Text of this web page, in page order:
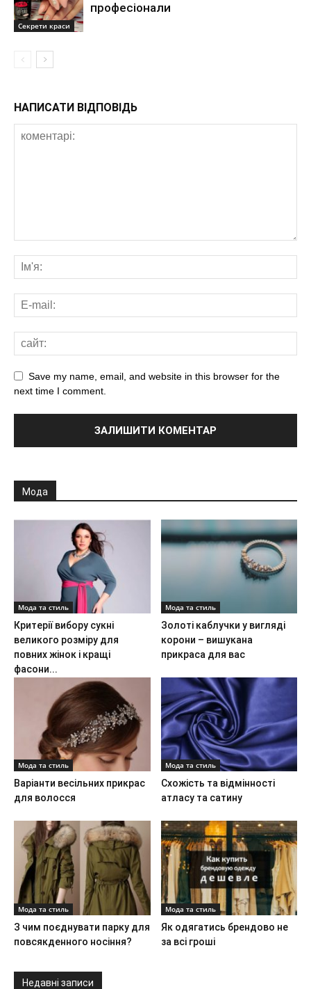
Секрети краси
професіонали
НАПИСАТИ ВІДПОВІДЬ
Save my name, email, and website in this browser for the
next time I comment.
Мода
Мода та стиль
Критерії вибору сукні
великого розміру для
повних жінок і кращі
фасони...
Мода та стиль
Золоті каблучки у вигляді
корони – вишукана
прикраса для вас
Мода та стиль
Варіанти весільних прикрас
для волосся
Мода та стиль
Схожість та відмінності
атласу та сатину
Мода та стиль
З чим поєднувати парку для
повсякденного носіння?
Мода та стиль
Як одягатись брендово не
за всі гроші
Недавні записи